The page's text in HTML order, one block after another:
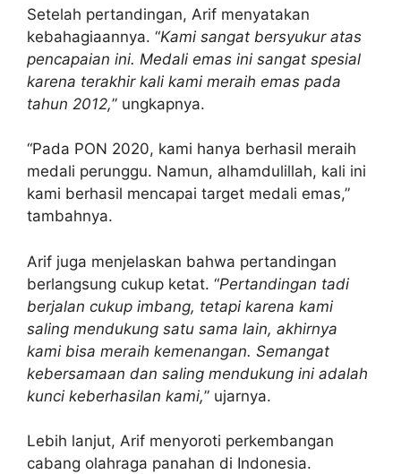
Setelah pertandingan, Arif menyatakan
kebahagiaannya. “Kami sangat bersyukur atas
pencapaian ini. Medali emas ini sangat spesial
karena terakhir kali kami meraih emas pada
tahun 2012,” ungkapnya.
“Pada PON 2020, kami hanya berhasil meraih
medali perunggu. Namun, alhamdulillah, kali ini
kami berhasil mencapai target medali emas,”
tambahnya.
Arif juga menjelaskan bahwa pertandingan
berlangsung cukup ketat. “Pertandingan tadi
berjalan cukup imbang, tetapi karena kami
saling mendukung satu sama lain, akhirnya
kami bisa meraih kemenangan. Semangat
kebersamaan dan saling mendukung ini adalah
kunci keberhasilan kami,” ujarnya.
Lebih lanjut, Arif menyoroti perkembangan
cabang olahraga panahan di Indonesia.